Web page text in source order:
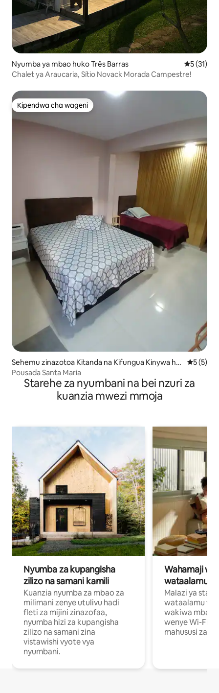
Nyumba ya mbao huko Três Barras Ukadiriaji
5 (31)
Chalet ya Araucaria, Sítio Novack Morada Campestre!
Kipendwa cha wageni
Kipendwa cha wageni
Sehemu zinazotoa Kitanda na Kifungua Kinywa hu
ko Canoinhas
5 (5)
Pousada Santa Maria
Starehe za nyumbani na bei nzuri za
kuanzia mwezi mmoja
Nyumba za kupangisha
zilizo na samani kamili
Kuanzia nyumba za mbao za
milimani zenye utulivu hadi
fleti za mijini zinazofaa,
nyumba hizi za kupangisha
zilizo na samani zina
vistawishi vyote vya
nyumbani.
Wahamaji
wataalamu
Malazi ya
wataalamu
wakiwa mbali
wenye Wi-Fi
mahususi za